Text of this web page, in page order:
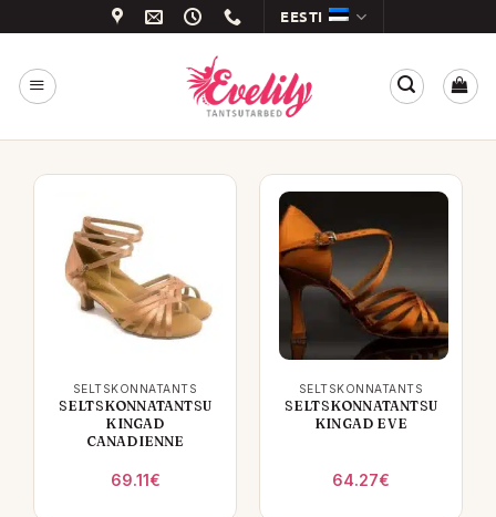
to
content
EESTI
SELTSKONNATANTS
SELTSKONNATANTSU
KINGAD
CANADIENNE
69.11€
SELTSKONNATANTS
SELTSKONNATANTSU
KINGAD EVE
64.27€